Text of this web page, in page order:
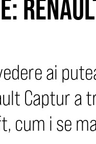
ai
Captur
cum i se